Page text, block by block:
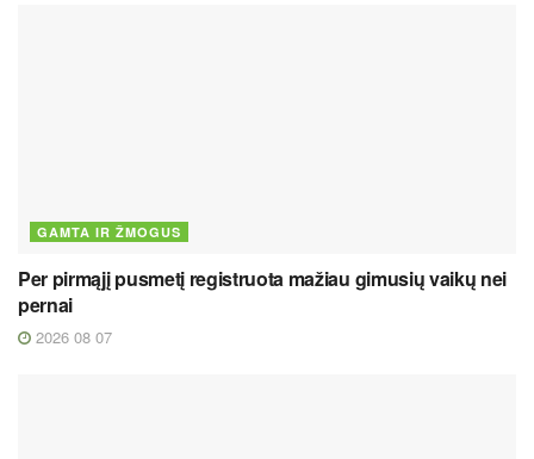
GAMTA IR ŽMOGUS
Per pirmąjį pusmetį registruota mažiau gimusių vaikų nei
pernai
2026 08 07